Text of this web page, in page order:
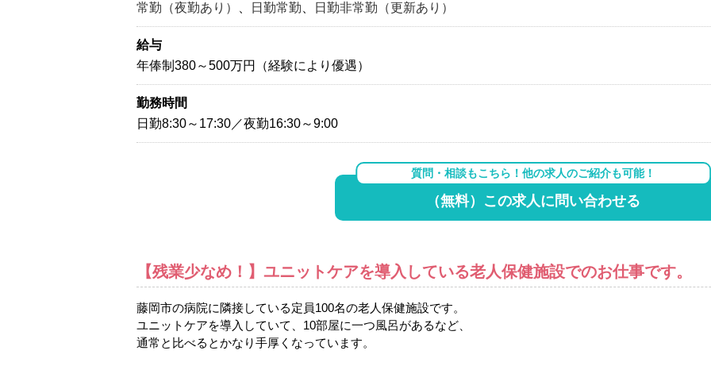
常勤（夜勤あり）
日勤常勤 日勤非常勤（更新あり）
給与
年俸制380～500万円（経験により優遇）
勤務時間
日勤8:30～17:30／夜勤16:30～9:00
質問・相談もこちら！他の求人のご紹介も可能！
（無料）この求人に問い合わせる
【残業少なめ！】ユニットケアを導入している老人保健施設でのお仕事です。
藤岡市の病院に隣接している定員100名の老人保健施設です。
ユニットケアを導入していて、10部屋に一つ風呂があるなど、
通常と比べるとかなり手厚くなっています。